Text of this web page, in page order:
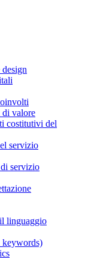
di valore
costitutivi del
servizio
servizio
linguaggio
keywords)